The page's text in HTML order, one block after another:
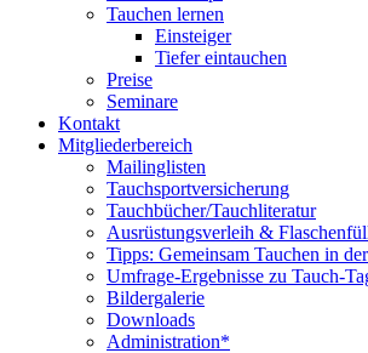
Tauchen lernen
Einsteiger
Tiefer eintauchen
Preise
Seminare
Kontakt
Mitgliederbereich
Mailinglisten
Tauchsportversicherung
Tauchbücher/Tauchliteratur
Ausrüstungsverleih &
Tipps: Gemeinsam Tauchen in
Umfrage-Ergebnisse zu Tauch-
Bildergalerie
Downloads
Administration*